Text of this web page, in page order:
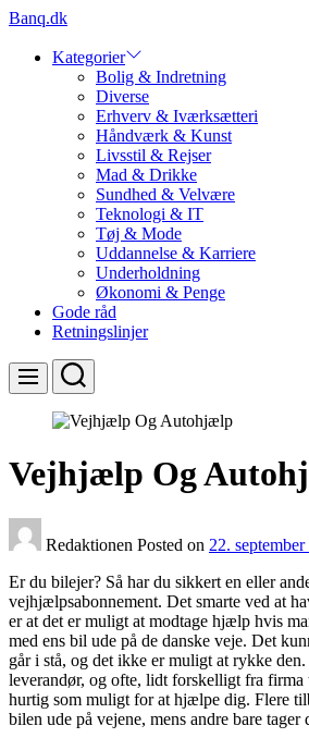
Skip
content
Banq.dk
Kategorier
Bolig & Indretning
Diverse
Erhverv & Iværksætteri
Håndværk & Kunst
Livsstil & Rejser
Mad & Drikke
Sundhed & Velvære
Teknologi & IT
Tøj & Mode
Uddannelse & Karriere
Underholdning
Økonomi & Penge
Gode råd
Retningslinjer
Menu Search
Vejhjælp Og
Redaktionen Posted on 22.
Er du bilejer? Så har du sikkert en eller
vejhjælpsabonnement. Det smarte ved at
er at det er muligt at modtage hjælp hvis
med ens bil ude på de danske veje. Det
går i stå, og det ikke er muligt at rykke
leverandør, og ofte, lidt forskelligt fra
hurtig som muligt for at hjælpe dig. Flere
bilen ude på vejene, mens andre bare